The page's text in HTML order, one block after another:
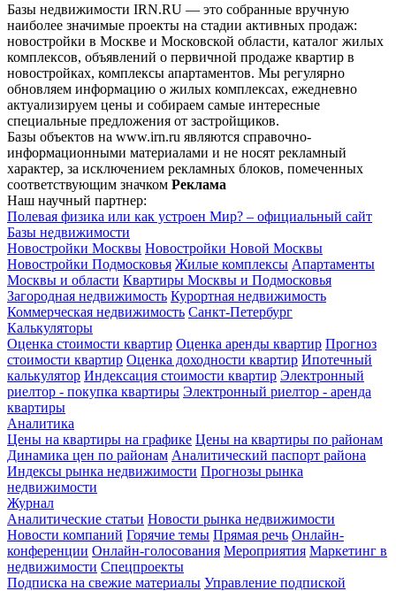
Базы недвижимости IRN.RU — это собранные вручную
наиболее значимые проекты на стадии активных продаж:
новостройки в Москве и Московской области, каталог жилых
комплексов, объявлений о первичной продаже квартир в
новостройках, комплексы апартаментов. Мы регулярно
обновляем информацию о жилых комплексах, ежедневно
актуализируем цены и собираем самые интересные
специальные предложения от застройщиков.
Базы объектов на www.irn.ru являются справочно-
информационными материалами и не носят рекламный
характер, за исключением рекламных блоков, помеченных
соответствующим значком Реклама
Наш научный партнер:
Полевая физика или как устроен Мир? – официальный сайт
Базы недвижимости
Новостройки Москвы Новостройки Новой Москвы
Новостройки Подмосковья Жилые комплексы Апартаменты
Москвы и области Квартиры Москвы и Подмосковья
Загородная недвижимость Курортная недвижимость
Коммерческая недвижимость Санкт-Петербург
Калькуляторы
Оценка стоимости квартир Оценка аренды квартир Прогноз
стоимости квартир Оценка доходности квартир Ипотечный
калькулятор Индексация стоимости квартир Электронный
риелтор - покупка квартиры Электронный риелтор - аренда
квартиры
Аналитика
Цены на квартиры на графике Цены на квартиры по районам
Динамика цен по районам Аналитический паспорт района
Индексы рынка недвижимости Прогнозы рынка
недвижимости
Журнал
Аналитические статьи Новости рынка недвижимости
Новости компаний Горячие темы Прямая речь Онлайн-
конференции Онлайн-голосования Мероприятия Маркетинг в
недвижимости Спецпроекты
Подписка на свежие материалы Управление подпиской